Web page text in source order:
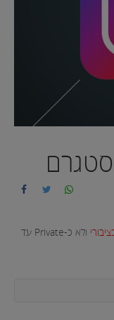
ולא כ-Private עד